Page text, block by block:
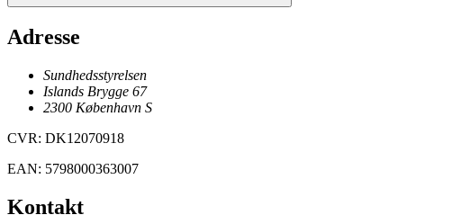
Adresse
Sundhedsstyrelsen
Islands Brygge 67
2300 København S
CVR: DK12070918
EAN: 5798000363007
Kontakt